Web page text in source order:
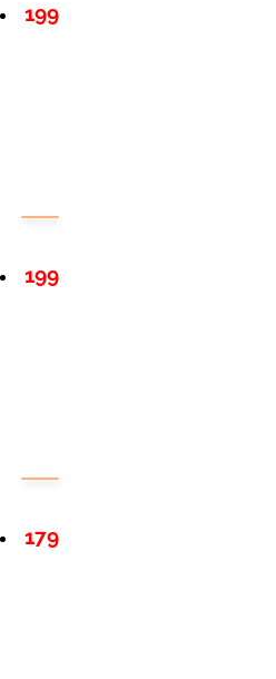
199
199
179